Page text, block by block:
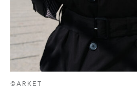
©ARKET